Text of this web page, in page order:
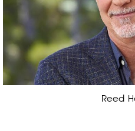
Reed